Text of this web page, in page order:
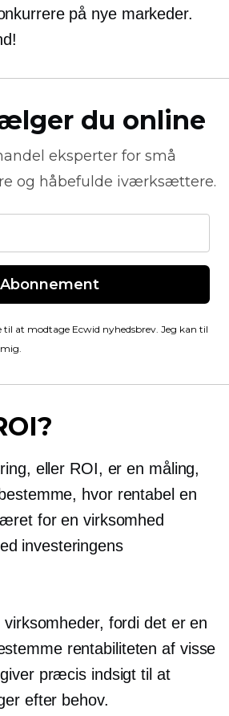
på nye markeder.
du online
eksperter for små
og håbefulde iværksættere.
Abonnement
til at modtage Ecwid nyhedsbrev. Jeg kan til
eller ROI, er en måling,
hvor rentabel en
for en virksomhed
investeringens
fordi det er en
rentabiliteten af ​​visse
præcis indsigt til at
efter behov.